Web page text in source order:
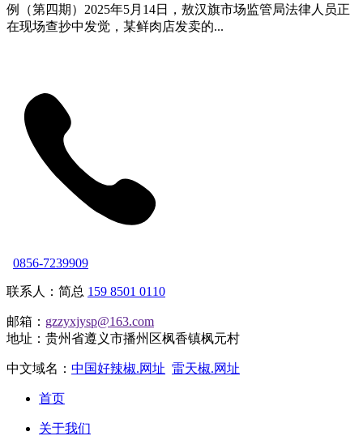
例（第四期）2025年5月14日，敖汉旗市场监管局法律人员正
在现场查抄中发觉，某鲜肉店发卖的...
0856-7239909
联系人：简总 159 8501 0110
邮箱： gzzyxjysp@163.com
地址：贵州省遵义市播州区枫香镇枫元村
中文域名： 中国好辣椒.网址 雷天椒.网址
首页
关于我们